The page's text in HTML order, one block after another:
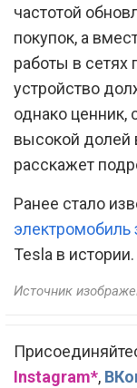
частотой
покупок, а
работы в сетях
устройство
однако ценник,
высокой долей
расскажет
Ранее стало
электромобиль
Tesla в истории.
Источник
Instagram*,